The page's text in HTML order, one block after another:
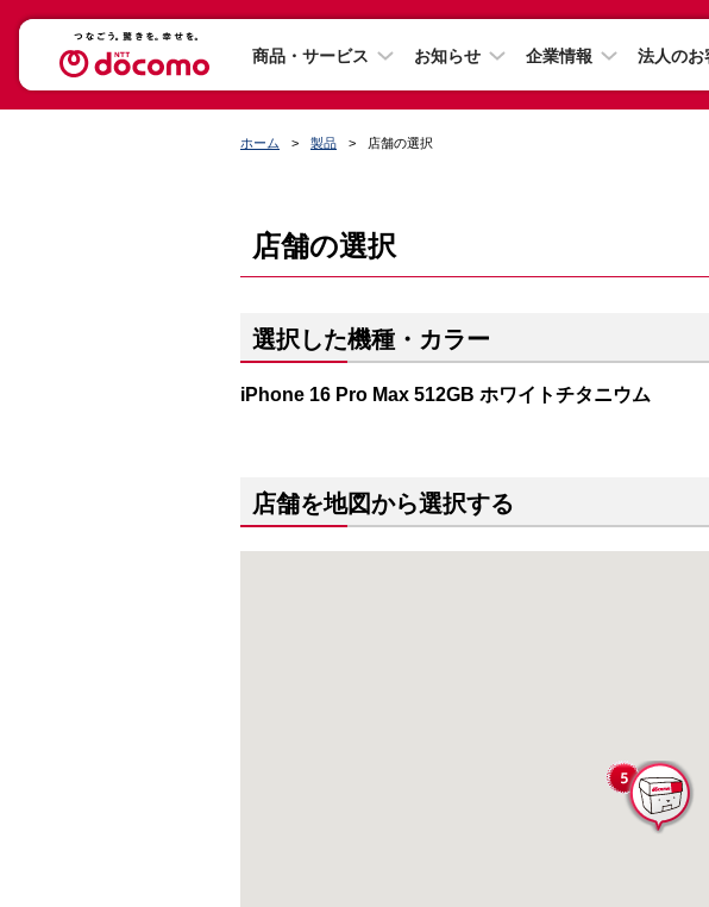
商品・サービス お知らせ 企業情報 法人のお
ホーム 製品 店舗の選択
店舗の選択
選択した機種・カラー
iPhone 16 Pro Max 512GB ホワイトチタニウム
店舗を地図から選択する